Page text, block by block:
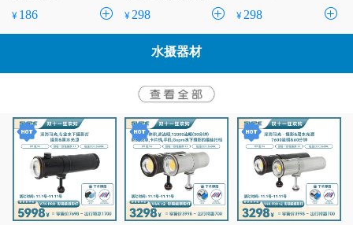
¥ 186
¥ 298
¥ 298
水摄器材